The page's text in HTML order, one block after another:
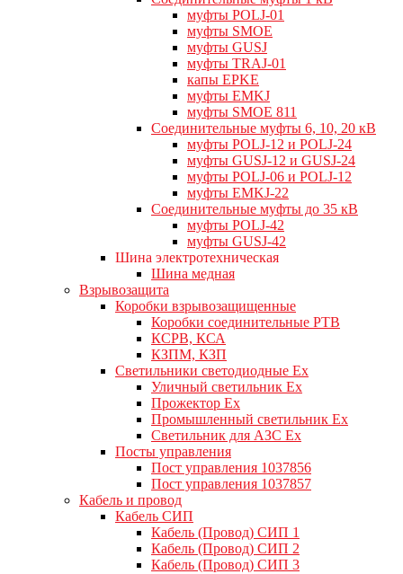
муфты POLJ-01
муфты SMOE
муфты GUSJ
муфты TRAJ-01
капы EPKE
муфты EMKJ
муфты SMOE 811
Соединительные муфты 6, 10, 20 кВ
муфты POLJ-12 и POLJ-24
муфты GUSJ-12 и GUSJ-24
муфты POLJ-06 и POLJ-12
муфты EMKJ-22
Соединительные муфты до 35 кВ
муфты POLJ-42
муфты GUSJ-42
Шина электротехническая
Шина медная
Взрывозащита
Коробки взрывозащищенные
Коробки соединительные РТВ
КСРВ, КСА
КЗПМ, КЗП
Светильники светодиодные Ex
Уличный светильник Ex
Прожектор Ex
Промышленный светильник Ex
Светильник для АЗС Ex
Посты управления
Пост управления 1037856
Пост управления 1037857
Кабель и провод
Кабель СИП
Кабель (Провод) СИП 1
Кабель (Провод) СИП 2
Кабель (Провод) СИП 3